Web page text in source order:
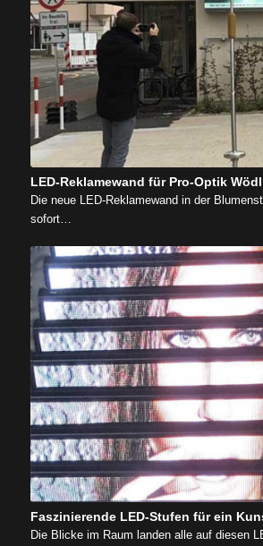
LED-Reklamewand für Pro-Optik Wödl
Die neue LED-Reklamewand in der
sofort…
Faszinierende LED-Stufen für ein
Die Blicke im Raum landen alle auf diesen